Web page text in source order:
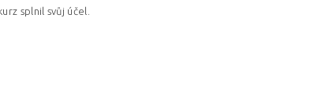
splnil svůj účel.